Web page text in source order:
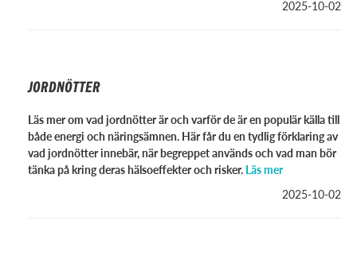
2025-10-02
JORDNÖTTER
Läs mer om vad jordnötter är och varför de är en populär källa till
både energi och näringsämnen. Här får du en tydlig förklaring av
vad jordnötter innebär, när begreppet används och vad man bör
tänka på kring deras hälsoeffekter och risker. Läs mer
2025-10-02